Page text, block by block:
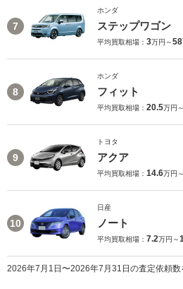
7
ホンダ
ステップワゴン
平均買取相場： 3万円～
8
ホンダ
フィット
平均買取相場： 20.5万円～
9
トヨタ
アクア
平均買取相場： 14.6万円～
10
日産
ノート
平均買取相場： 7.2万円～
2026年7月1日〜2026年7月31日の査定依頼数